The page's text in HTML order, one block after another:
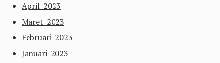
April 2023
Maret 2023
Februari 2023
Januari 2023